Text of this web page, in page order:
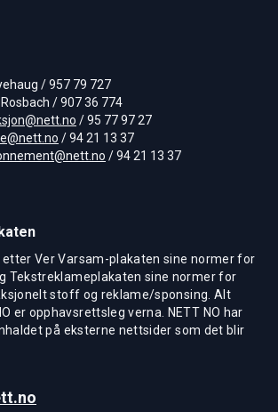
/ 957 79 727
/ 907 36 774
/ 95 77 97 27
/ 94 21 13 37
/ 94 21 13 37
etter Ver Varsam-plakaten sine normer for
Tekstreklameplakaten sine normer for
stoff og reklame/sponsing. Alt
er opphavsrettsleg verna. NETT NO har
på eksterne nettsider som det blir